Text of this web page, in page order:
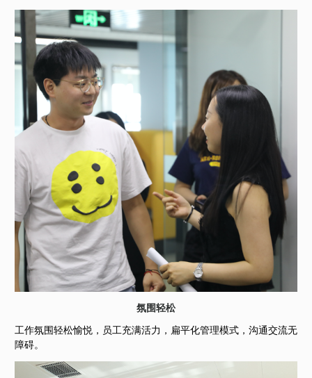
氛围轻松
工作氛围轻松愉悦，员工充满活力，扁平化管理模式，沟通交流无
障碍。